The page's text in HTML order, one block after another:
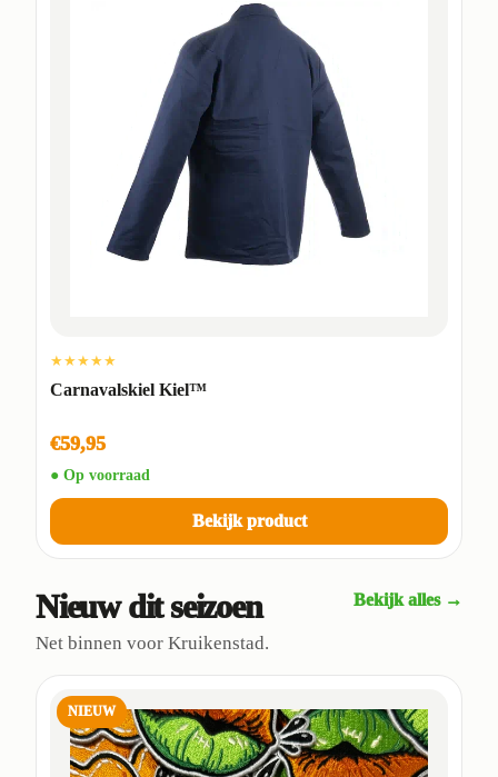
★★★★★
Carnavalskiel Kiel™
€59,95
● Op voorraad
Bekijk product
Nieuw dit seizoen
Net binnen voor Kruikenstad.
Bekijk alles →
NIEUW